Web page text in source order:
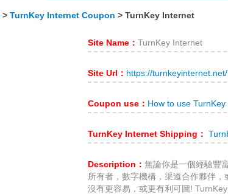
> TurnKey Internet Coupon > TurnKey Internet
Site Name： TurnKey Internet
Site Url： https://turnkeyinternet.net/
Coupon use： How to use
TurnKey Internet Shipping：
Description： 無論你是一個經驗豐
所有者，數字機構，渠道合作夥伴，
沒有更容易，或更有利可圖!